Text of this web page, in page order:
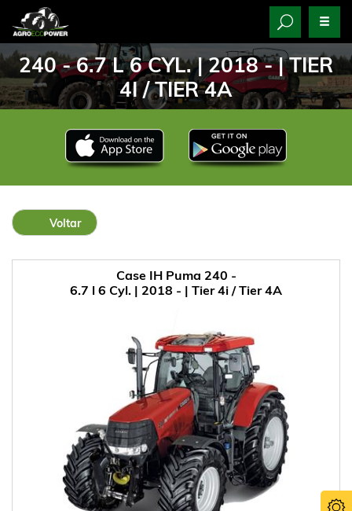
240 - 6.7 L 6 CYL. | 2018 - | TIER
4I / TIER 4A
Voltar
Case IH Puma 240 -
6.7 l 6 Cyl. | 2018 - | Tier 4i / Tier 4A